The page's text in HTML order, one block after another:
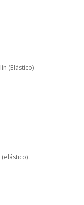
(Elástico)
.